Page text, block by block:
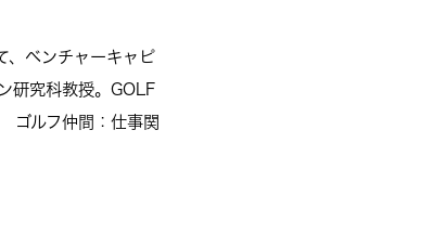
、ベンチャーキャピ
研究科教授。GOLF
ルフ仲間：仕事関